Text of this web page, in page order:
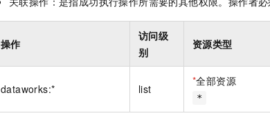
操作
访问级
别
资源类型
dataworks:* list
*全部资源
*